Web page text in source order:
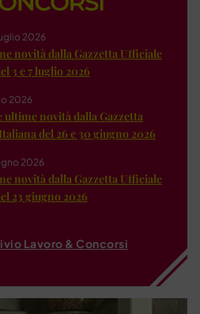
2026
novità dalla Gazzetta Ufficiale
3 e 7 luglio 2026
2026
ultime novità dalla Gazzetta
del 26 e 30 giugno 2026
2026
novità dalla Gazzetta Ufficiale
23 giugno 2026
Lavoro & Concorsi